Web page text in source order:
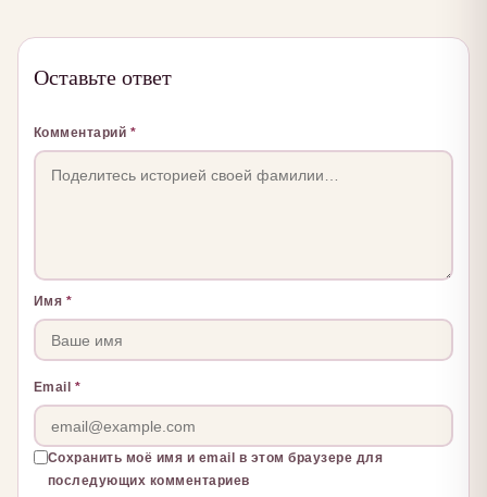
Оставьте ответ
Комментарий *
Имя *
Email *
Сохранить моё имя и email в этом браузере для
последующих комментариев